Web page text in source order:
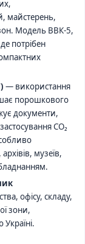
майстерень,
Модель ВВК-5,
потрібен
— використання
порошкового
документи,
CO₂
музеїв,
офісу, складу,
зони,